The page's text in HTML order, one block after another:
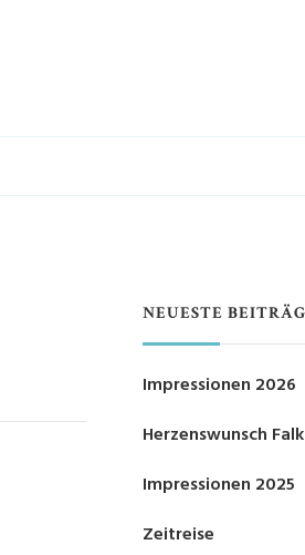
NEUESTE
Impressionen 2026
Herzenswunsch
Impressionen 2025
Zeitreise